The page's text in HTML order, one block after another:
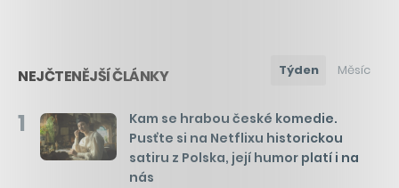
NEJČTENĚJŠÍ ČLÁNKY Týden Měsíc
1
Kam se hrabou české komedie.
Pusťte si na Netflixu historickou
satiru z Polska, její humor platí i na
nás